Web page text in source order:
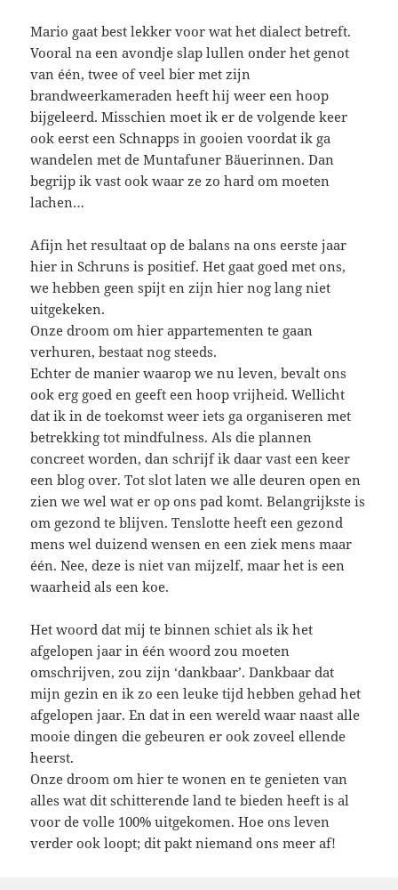
Mario gaat best lekker voor wat het dialect betreft.
Vooral na een avondje slap lullen onder het genot
van één, twee of veel bier met zijn
brandweerkameraden heeft hij weer een hoop
bijgeleerd. Misschien moet ik er de volgende keer
ook eerst een Schnapps in gooien voordat ik ga
wandelen met de Muntafuner Bäuerinnen. Dan
begrijp ik vast ook waar ze zo hard om moeten
lachen…
Afijn het resultaat op de balans na ons eerste jaar
hier in Schruns is positief. Het gaat goed met ons,
we hebben geen spijt en zijn hier nog lang niet
uitgekeken.
Onze droom om hier appartementen te gaan
verhuren, bestaat nog steeds.
Echter de manier waarop we nu leven, bevalt ons
ook erg goed en geeft een hoop vrijheid. Wellicht
dat ik in de toekomst weer iets ga organiseren met
betrekking tot mindfulness. Als die plannen
concreet worden, dan schrijf ik daar vast een keer
een blog over. Tot slot laten we alle deuren open en
zien we wel wat er op ons pad komt. Belangrijkste is
om gezond te blijven. Tenslotte heeft een gezond
mens wel duizend wensen en een ziek mens maar
één. Nee, deze is niet van mijzelf, maar het is een
waarheid als een koe.
Het woord dat mij te binnen schiet als ik het
afgelopen jaar in één woord zou moeten
omschrijven, zou zijn ‘dankbaar’. Dankbaar dat
mijn gezin en ik zo een leuke tijd hebben gehad het
afgelopen jaar. En dat in een wereld waar naast alle
mooie dingen die gebeuren er ook zoveel ellende
heerst.
Onze droom om hier te wonen en te genieten van
alles wat dit schitterende land te bieden heeft is al
voor de volle 100% uitgekomen. Hoe ons leven
verder ook loopt; dit pakt niemand ons meer af!